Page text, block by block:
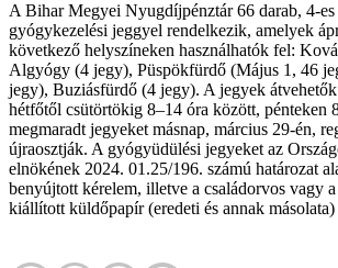
A Bihar Megyei Nyugdíjpénztár 66 darab, 4-es
gyógykezelési jeggyel rendelkezik, amelyek
következő helyszíneken használhatók fel:
Algyógy (4 jegy), Püspökfürdő (Május 1, 46
jegy), Buziásfürdő (4 jegy). A jegyek
hétfőtől csütörtökig 8–14 óra között, pénteken
megmaradt jegyeket másnap, március 29-én,
újraosztják. A gyógyüdülési jegyeket az
elnökének 2024. 01.25/196. számú határozat
benyújtott kérelem, illetve a családorvos vagy
kiállított küldőpapír (eredeti és annak másolata)